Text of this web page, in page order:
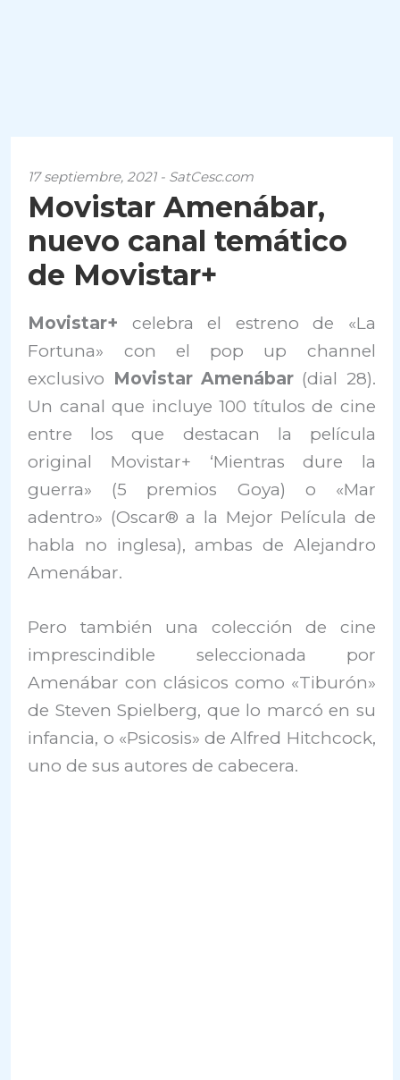
17 septiembre, 2021 - SatCesc.com
Movistar Amenábar,
nuevo canal temático
de Movistar+
Movistar+ celebra el estreno de «La
Fortuna» con el pop up channel
exclusivo Movistar Amenábar (dial 28).
Un canal que incluye 100 títulos de cine
entre los que destacan la película
original Movistar+ ‘Mientras dure la
guerra» (5 premios Goya) o «Mar
adentro» (Oscar® a la Mejor Película de
habla no inglesa), ambas de Alejandro
Amenábar.
Pero también una colección de cine
imprescindible seleccionada por
Amenábar con clásicos como «Tiburón»
de Steven Spielberg, que lo marcó en su
infancia, o «Psicosis» de Alfred Hitchcock,
uno de sus autores de cabecera.